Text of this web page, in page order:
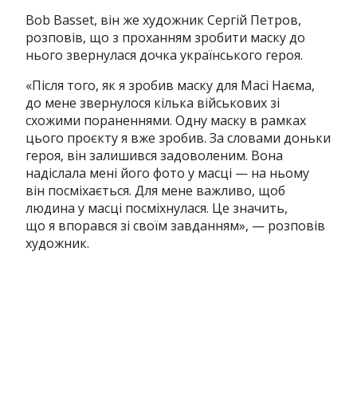
Bob Basset, він же художник Сергій Петров,
розповів, що з проханням зробити маску до
нього звернулася дочка українського героя.
«Після того, як я зробив маску для Масі Наєма,
до мене звернулося кілька військових зі
схожими пораненнями. Одну маску в рамках
цього проєкту я вже зробив. За словами доньки
героя, він залишився задоволеним. Вона
надіслала мені його фото у масці — на ньому
він посміхається. Для мене важливо, щоб
людина у масці посміхнулася. Це значить,
що я впорався зі своїм завданням», — розповів
художник.